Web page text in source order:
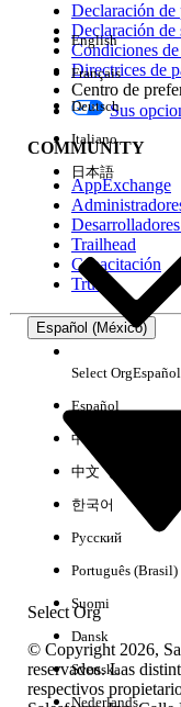
Edición
Experiencia
Declaración de
Declaración de
Condiciones
Directrices de
Centro de
Sus
COMMUNITY
AppExchange
Trailhead
Capacitación
Trust
Español (México)
Select Org
English
Français
Deutsch
Italiano
日本語
Select Org
Español
中文（简体）
中文（繁體）
한국어
Русский
Português (Brasil)
Suomi
Dansk
Svenska
Nederlands
© Copyright 2026,
reservados. Las
respectivos